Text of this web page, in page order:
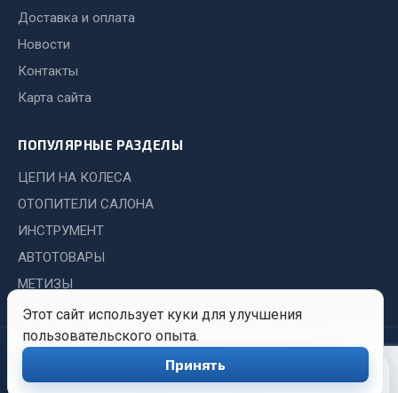
Весь раздел
Автомобильная электрика
Автолампы
Выключатели кнопочные
Выключатель массы
Изолента
Показать ещё
Этот сайт использует куки для улучшения
пользовательского опыта.
Принять
Доставка и оплата
Новости
Контакты
Карта сайта
ПОПУЛЯРНЫЕ РАЗДЕЛЫ
ЦЕПИ НА КОЛЕСА
ОТОПИТЕЛИ САЛОНА
ИНСТРУМЕНТ
АВТОТОВАРЫ
МЕТИЗЫ
© 2026 Иркутский Центр Политика
конфиденциальности
Обработка